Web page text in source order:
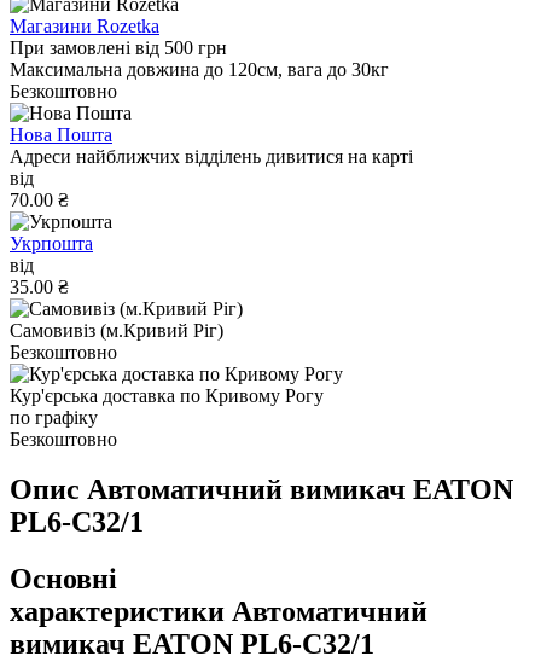
Магазини Rozetka
При замовлені від 500 грн
Максимальна довжина до 120см, вага до 30кг
Безкоштовно
Нова Пошта
Адреси найближчих відділень дивитися на карті
від
70.00 ₴
Укрпошта
від
35.00 ₴
Самовивіз (м.Кривий Ріг)
Безкоштовно
Кур'єрська доставка по Кривому Рогу
по графіку
Безкоштовно
Опис Автоматичний вимикач EATON
PL6-C32/1
Основні
характеристики Автоматичний
вимикач EATON PL6-C32/1